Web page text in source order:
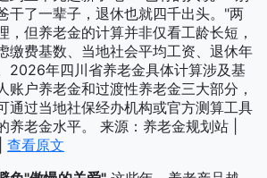
干了一辈子，退休也就四千出头。"两
，但养老金的计算并非仅看工龄长短，
缴费基数、当地社会平均工资、退休年
2026年四川省养老金具体计算涉及基
账户养老金和过渡性养老金三大部分，
通过当地社保经办机构或官方测算工具
养老金水平。 来源：养老金规划站 |
查看原文